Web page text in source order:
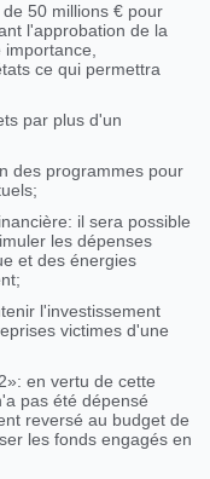
50 millions € pour
l'approbation de la
importance,
ce qui permettra
par plus d'un
des programmes pour
il sera possible
les dépenses
et des énergies
l'investissement
victimes d'une
en vertu de cette
pas été dépensé
reversé au budget de
les fonds engagés en